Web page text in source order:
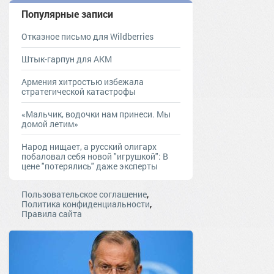
Популярные записи
Отказное письмо для Wildberries
Штык-гарпун для АКМ
Армения хитростью избежала
стратегической катастрофы
«Мальчик, водочки нам принеси. Мы
домой летим»
Народ нищает, а русский олигарх
побаловал себя новой "игрушкой": В
цене "потерялись" даже эксперты
Пользовательское соглашение,
Политика конфиденциальности,
Правила сайта